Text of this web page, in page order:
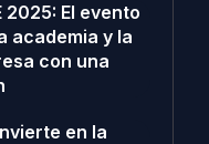
2025: El evento
academia y la
con una
en la